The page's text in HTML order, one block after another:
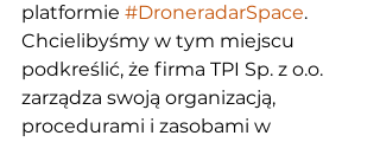
platformie #DroneradarSpace.
Chcielibyśmy w tym miejscu
podkreślić, że firma TPI Sp. z o.o.
zarządza swoją organizacją,
procedurami i zasobami w